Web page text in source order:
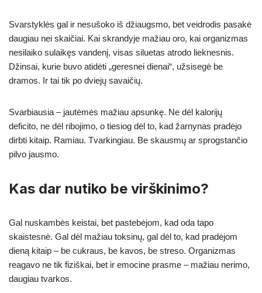
Svarstyklės gal ir nesušoko iš džiaugsmo, bet veidrodis pasakė
daugiau nei skaičiai. Kai skrandyje mažiau oro, kai organizmas
nesilaiko sulaikęs vandenį, visas siluetas atrodo lieknesnis.
Džinsai, kurie buvo atidėti „geresnei dienai“, užsisegė be
dramos. Ir tai tik po dviejų savaičių.
Svarbiausia – jautėmės mažiau apsunkę. Ne dėl kalorijų
deficito, ne dėl ribojimo, o tiesiog dėl to, kad žarnynas pradėjo
dirbti kitaip. Ramiau. Tvarkingiau. Be skausmų ar sprogstančio
pilvo jausmo.
Kas dar nutiko be virškinimo?
Gal nuskambės keistai, bet pastebėjom, kad oda tapo
skaistesnė. Gal dėl mažiau toksinų, gal dėl to, kad pradėjom
dieną kitaip – be cukraus, be kavos, be streso. Organizmas
reagavo ne tik fiziškai, bet ir emocine prasme – mažiau nerimo,
daugiau tvarkos.